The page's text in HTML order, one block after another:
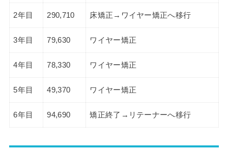
2年目 290,710 床矯正→ワイヤー矯正へ移行
3年目 79,630 ワイヤー矯正
4年目 78,330 ワイヤー矯正
5年目 49,370 ワイヤー矯正
6年目 94,690 矯正終了→リテーナーへ移行